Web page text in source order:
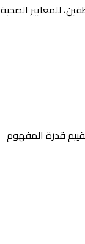
الصحية،
قدرة المفهوم